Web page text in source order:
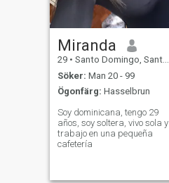
Miranda
29 • Santo Domingo, Santo Domingo, Dominikanska Rep.
Söker: Man 20 - 99
Ögonfärg: Hasselbrun
Soy dominicana, tengo 29
años, soy soltera, vivo sola y
trabajo en una pequeña
cafetería